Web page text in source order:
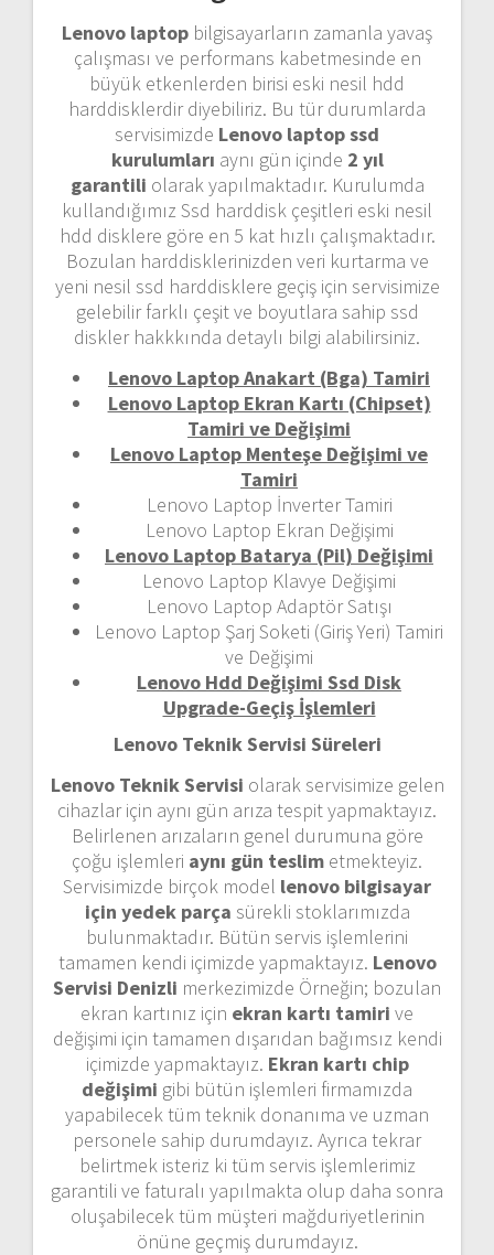
Lenovo laptop bilgisayarların zamanla yavaş
çalışması ve performans kabetmesinde en
büyük etkenlerden birisi eski nesil hdd
harddisklerdir diyebiliriz. Bu tür durumlarda
servisimizde Lenovo laptop ssd
kurulumları aynı gün içinde 2 yıl
garantili olarak yapılmaktadır. Kurulumda
kullandığımız Ssd harddisk çeşitleri eski nesil
hdd disklere göre en 5 kat hızlı çalışmaktadır.
Bozulan harddisklerinizden veri kurtarma ve
yeni nesil ssd harddisklere geçiş için servisimize
gelebilir farklı çeşit ve boyutlara sahip ssd
diskler hakkkında detaylı bilgi alabilirsiniz.
Lenovo Laptop Anakart (Bga) Tamiri
Lenovo Laptop Ekran Kartı (Chipset)
Tamiri ve Değişimi
Lenovo Laptop Menteşe Değişimi ve
Tamiri
Lenovo Laptop İnverter Tamiri
Lenovo Laptop Ekran Değişimi
Lenovo Laptop Batarya (Pil) Değişimi
Lenovo Laptop Klavye Değişimi
Lenovo Laptop Adaptör Satışı
Lenovo Laptop Şarj Soketi (Giriş Yeri) Tamiri
ve Değişimi
Lenovo Hdd Değişimi Ssd Disk
Upgrade-Geçiş İşlemleri
Lenovo Teknik Servisi Süreleri
Lenovo Teknik Servisi olarak servisimize gelen
cihazlar için aynı gün arıza tespit yapmaktayız.
Belirlenen arızaların genel durumuna göre
çoğu işlemleri aynı gün teslim etmekteyiz.
Servisimizde birçok model lenovo bilgisayar
için yedek parça sürekli stoklarımızda
bulunmaktadır. Bütün servis işlemlerini
tamamen kendi içimizde yapmaktayız. Lenovo
Servisi Denizli merkezimizde Örneğin; bozulan
ekran kartınız için ekran kartı tamiri ve
değişimi için tamamen dışarıdan bağımsız kendi
içimizde yapmaktayız. Ekran kartı chip
değişimi gibi bütün işlemleri firmamızda
yapabilecek tüm teknik donanıma ve uzman
personele sahip durumdayız. Ayrıca tekrar
belirtmek isteriz ki tüm servis işlemlerimiz
garantili ve faturalı yapılmakta olup daha sonra
oluşabilecek tüm müşteri mağduriyetlerinin
önüne geçmiş durumdayız.